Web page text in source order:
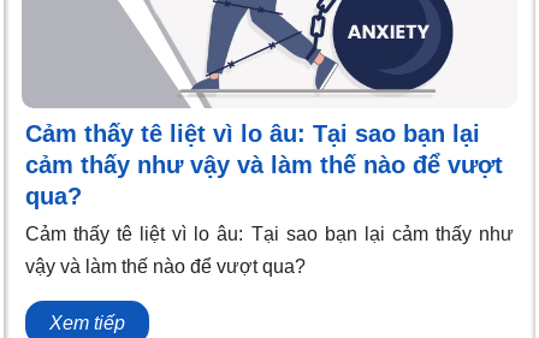
Cảm thấy tê liệt vì lo âu: Tại sao bạn lại
cảm thấy như vậy và làm thế nào để vượt
qua?
Cảm thấy tê liệt vì lo âu: Tại sao bạn lại cảm thấy như
vậy và làm thế nào để vượt qua?
Xem tiếp